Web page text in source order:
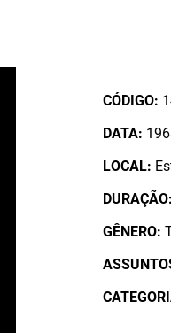
CÓDIGO:
DATA:
LOCAL:
DURAÇÃO:
GÊNERO: